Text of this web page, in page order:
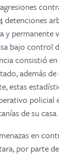
permanente
bajo control
consistió
además
estas
policial
de su casa.
en
por parte